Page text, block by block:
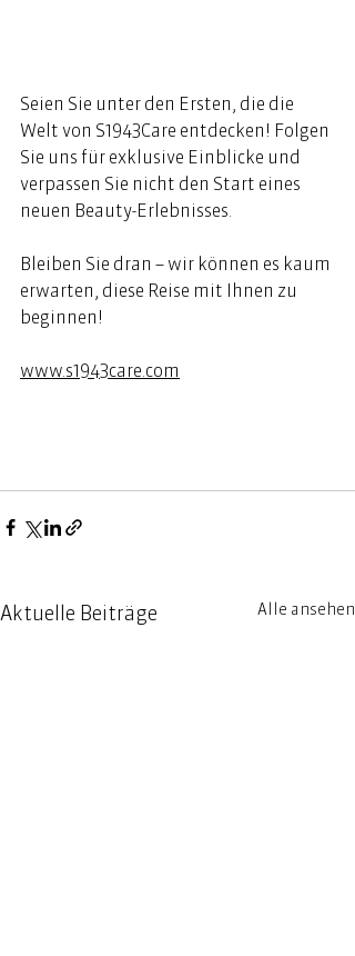
Seien Sie unter den Ersten, die die
Welt von S1943Care entdecken! Folgen
Sie uns für exklusive Einblicke und
verpassen Sie nicht den Start eines
neuen Beauty-Erlebnisses.
Bleiben Sie dran – wir können es kaum
erwarten, diese Reise mit Ihnen zu
beginnen!
www.s1943care.com
Aktuelle Beiträge Alle ansehen